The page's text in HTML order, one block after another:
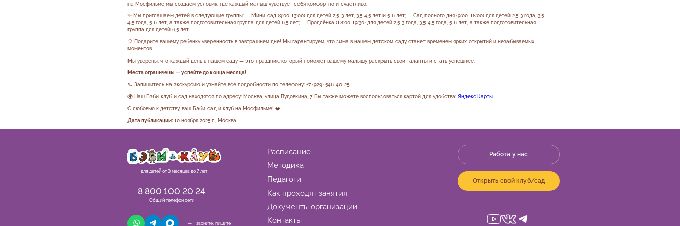
на Мосфильме мы создаем условия, где каждый малыш чувствует себя комфортно и счастливо.
✨ Мы приглашаем детей в следующие группы: — Мини-сад (9:00-13:00) для детей 2,5-3 лет, 3,5-4,5 лет и 5-6 лет; — Сад полного дня (9:00-18:00) для детей 2,5-3 года, 3,5-
4,5 года, 5-6 лет, а также подготовительная группа для детей 6,5 лет; — Продлёнка (18:00-19:30) для детей 2,5-3 года, 3,5-4,5 года, 5-6 лет, а также подготовительная
группа для детей 6,5 лет.
🎈 Подарите вашему ребенку уверенность в завтрашнем дне! Мы гарантируем, что зима в нашем детском-саду станет временем ярких открытий и незабываемых
моментов.
Мы уверены, что каждый день в нашем саду — это праздник, который поможет вашему малышу раскрыть свои таланты и стать успешнее.
Места ограничены — успейте до конца месяца!
📞 Запишитесь на экскурсию и узнайте все подробности по телефону: +7 (929) 546-40-25.
🌍 Наш Бэби-клуб и сад находятся по адресу: Москва, улица Пудовкина, 7. Вы также можете воспользоваться картой для удобства: Яндекс.Карты.
С любовью к детству, ваш Бэби-сад и клуб на Мосфильме! ❤️
Дата публикации:10 ноября 2025 г., Москва
для детей от 3 месяцев до 7 лет
8 800 100 20 24
Общий телефон сети
— звоните, пишите
Расписание
Методика
Педагоги
Как проходят занятия
Документы организации
Контакты
Работа у нас
Открыть свой клуб/сад